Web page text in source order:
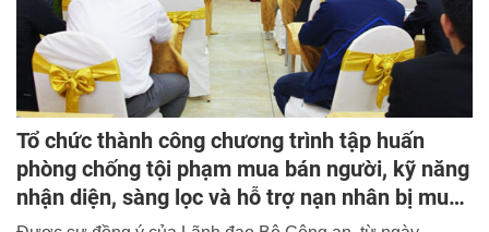
Tổ chức thành công chương trình tập huấn
phòng chống tội phạm mua bán người, kỹ năng
nhận diện, sàng lọc và hỗ trợ nạn nhân bị mua
bán tại Nghệ An